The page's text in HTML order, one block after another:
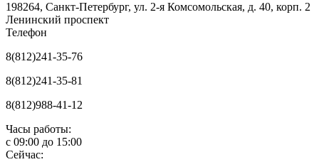
198264, Санкт-Петербург, ул. 2-я Комсомольская, д. 40, корп. 2
Ленинский проспект
Телефон
8(812)241-35-76
8(812)241-35-81
8(812)988-41-12
Часы работы:
с 09:00 до 15:00
Сейчас: